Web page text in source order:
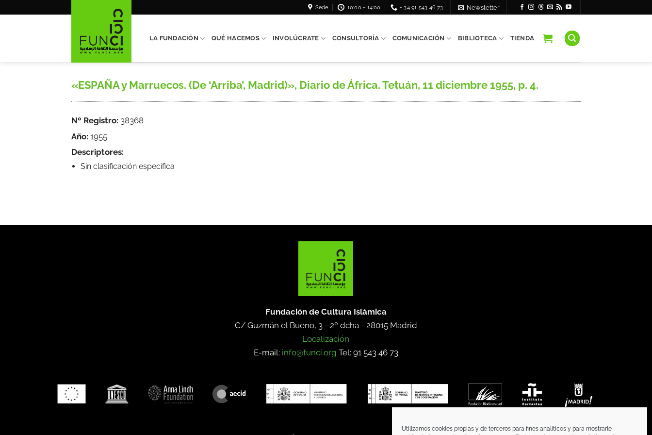
Utilizamos cookies propias y de terceros para fines analíticos y para mostrarle
Sede 10:00 - 14:00 + 34 91 543 46 73 Newsletter
LA FUNDACIÓN QUÉ HACEMOS INVOLÚCRATE CONSULTORÍA COMUNICACIÓN BIBLIOTECA TIENDA
«ESPAÑA y Marruecos. (De ‘Arriba’, Madrid)», Diario de África. Tetuán, 11 diciembre 1955, p. 4.
Nº Registro: 38368
Año: 1955
Descriptores:
Sin clasificación específica
Fundación de Cultura Islámica
C/ Guzmán el Bueno, 3 - 2º dcha - 28015 Madrid
Localización
E-mail: info@funci.org Tel: 91 543 46 73